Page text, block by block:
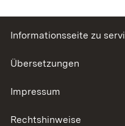
Informationsseite zu
Übersetzungen
Impressum
Rechtshinweise